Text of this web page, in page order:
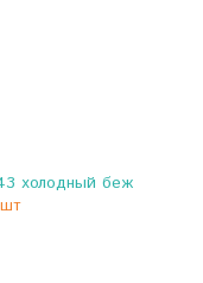
холодный беж